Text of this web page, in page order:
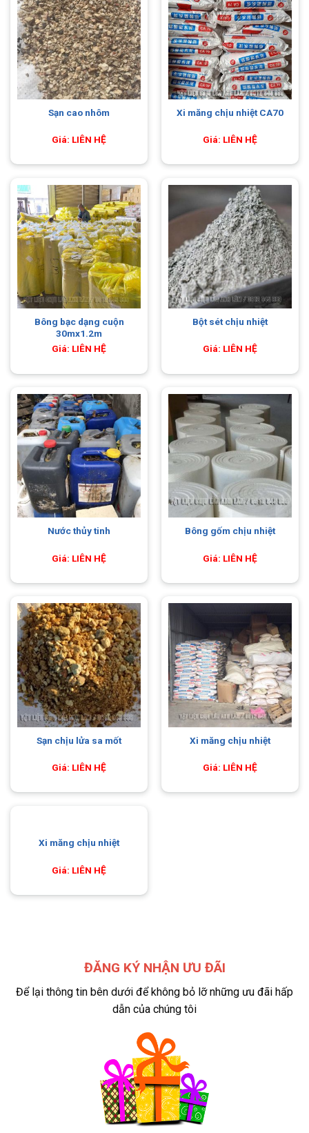
Sạn cao nhôm
Giá: LIÊN HỆ
Xi măng chịu nhiệt CA70
Giá: LIÊN HỆ
Bông bạc dạng cuộn
30mx1.2m
Giá: LIÊN HỆ
Bột sét chịu nhiệt
Giá: LIÊN HỆ
Nước thủy tinh
Giá: LIÊN HỆ
Bông gốm chịu nhiệt
Giá: LIÊN HỆ
Sạn chịu lửa sa mốt
Giá: LIÊN HỆ
Xi măng chịu nhiệt
Giá: LIÊN HỆ
Xi măng chịu nhiệt
Giá: LIÊN HỆ
ĐĂNG KÝ NHẬN ƯU ĐÃI
Để lại thông tin bên dưới để không bỏ lỡ những ưu đãi hấp
dẫn của chúng tôi